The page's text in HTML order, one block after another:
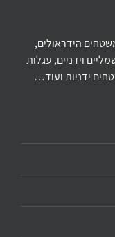
הידראולים,
וידניים, עגלות
ידניות ועוד…